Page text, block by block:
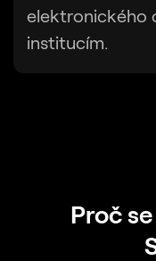
elektronického
institucím.
Proč